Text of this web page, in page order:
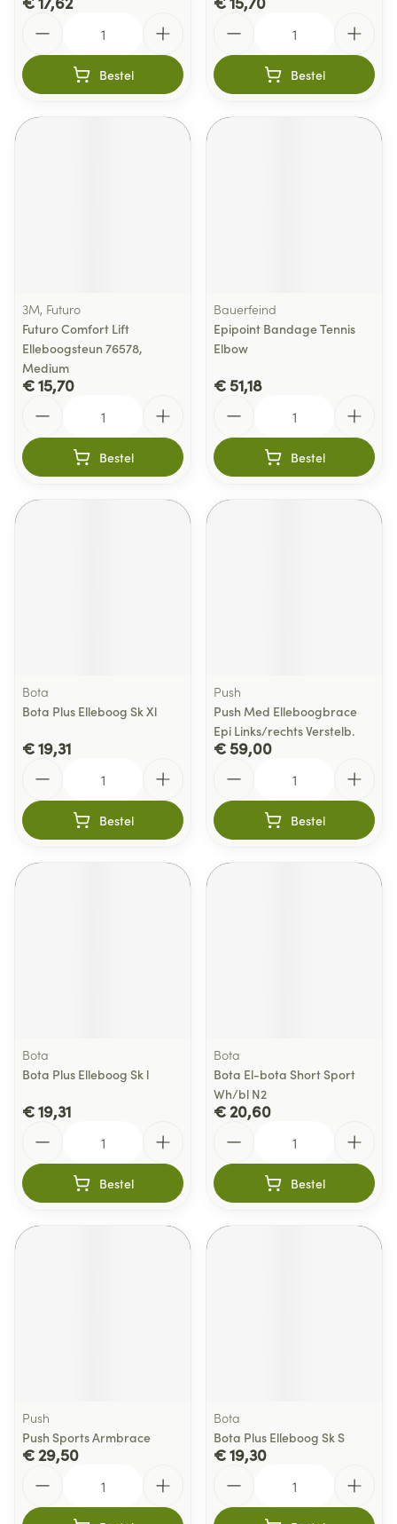
Bestel Bestel
3M, Futuro
Futuro Comfort Lift
Elleboogsteun 76578,
Medium
€ 15,70
Bestel
Bauerfeind
Epipoint Bandage Tennis
Elbow
€ 51,18
Bestel
Bota
Bota Plus Elleboog Sk Xl
€ 19,31
Bestel
Push
Push Med Elleboogbrace
Epi Links/rechts Verstelb.
€ 59,00
Bestel
Bota
Bota Plus Elleboog Sk l
€ 19,31
Bestel
Bota
Bota El-bota Short Sport
Wh/bl N2
€ 20,60
Bestel
Push
Push Sports Armbrace
€ 29,50
Bota
Bota Plus Elleboog Sk S
€ 19,30